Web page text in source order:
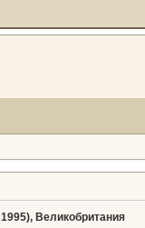
Великобритания